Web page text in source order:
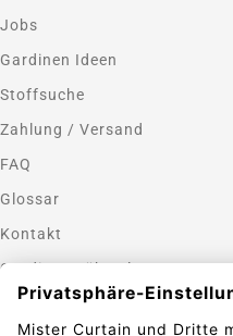
Jobs
Gardinen Ideen
Stoffsuche
Zahlung / Versand
FAQ
Glossar
Kontakt
Gardinen nähen lassen
Zahlungsmethoden